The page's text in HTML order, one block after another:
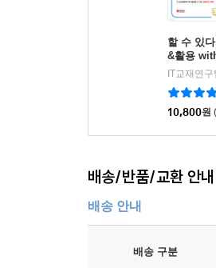
할 수 있
&활용
IT교재연구
10,800원
배송/반품/교환 안내
배송 안내
배송 구분